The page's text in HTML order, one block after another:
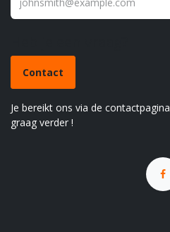
Contact
Je bereikt ons via de
graag verder !